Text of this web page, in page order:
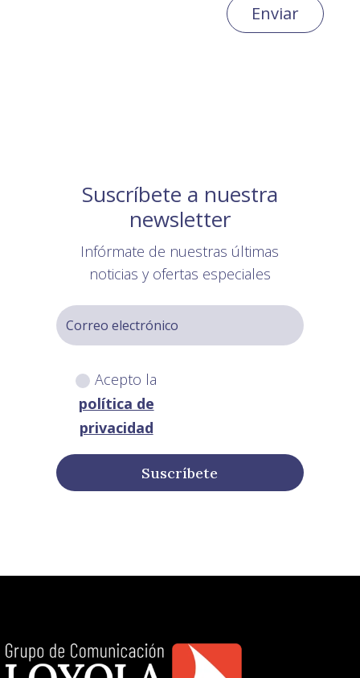
Enviar
Suscríbete a nuestra
newsletter
Infórmate de nuestras últimas
noticias y ofertas especiales
Acepto la
política de
privacidad
Suscríbete